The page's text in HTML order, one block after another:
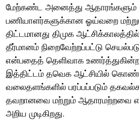
மேற்கண்ட அனைத்து ஆதாரங்களும்
பணியாளர்களுக்கான ஓய்வறை
திட்டமானது திமுக
தீர்மானம் நிறைவேற்றப்பட்டு
என்பதைத் தெளிவாக
இத்திட்டம் தவெக ஆட்சியில்
வலைதளங்களில் பரப்பப்படும்
தவறானவை மற்றும் ஆதாரமற்றவை
அறிய முடிகிறது.